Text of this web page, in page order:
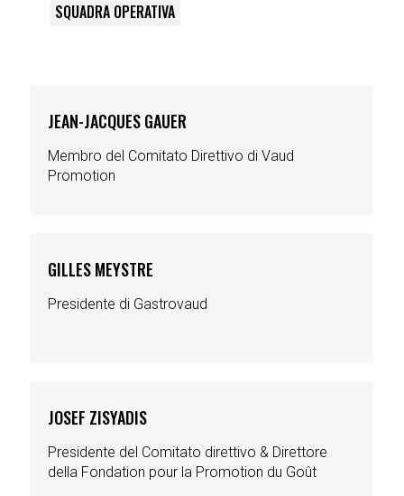
SQUADRA OPERATIVA
JEAN-JACQUES GAUER
Membro del Comitato Direttivo di Vaud
Promotion
GILLES MEYSTRE
Presidente di Gastrovaud
JOSEF ZISYADIS
Presidente del Comitato direttivo & Direttore
della Fondation pour la Promotion du Goût